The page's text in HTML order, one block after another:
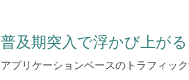
普及期突入で浮かび上が
アプリケーションベースのトラフィッ